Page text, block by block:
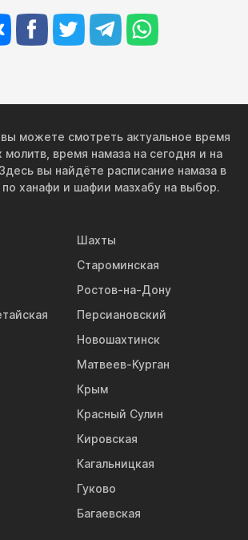
можете смотреть актуальное время
молитв, время намаза на сегодня и на
вы найдёте расписание намаза в
ханафи и шафии мазхабу на выбор.
Шахты
Староминская
Ростов-на-Дону
Персиановский
Новошахтинск
Матвеев-Курган
Крым
Красный Сулин
Кировская
Кагальницкая
Гуково
Багаевская